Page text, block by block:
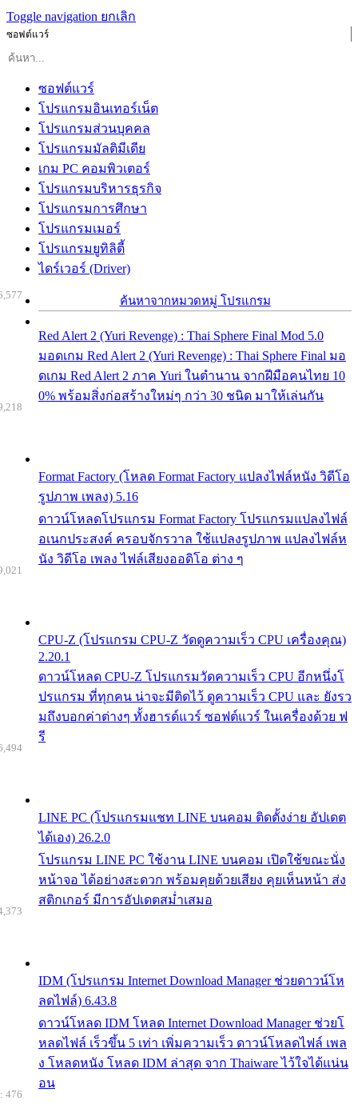
Toggle navigation ยกเลิก
ซอฟต์แวร์
ซอฟต์แวร์
โปรแกรมอินเทอร์เน็ต
โปรแกรมส่วนบุคคล
โปรแกรมมัลติมีเดีย
เกม PC คอมพิวเตอร์
โปรแกรมบริหารธุรกิจ
โปรแกรมการศึกษา
โปรแกรมเมอร์
โปรแกรมยูทิลิตี้
ไดร์เวอร์ (Driver)
ค้นหาจากหมวดหมู่ โปรแกรม
Red Alert 2 (Yuri Revenge) : Thai Sphere Final Mod 5.0
มอดเกม Red Alert 2 (Yuri Revenge) : Thai Sphere Final มอ
ดเกม Red Alert 2 ภาค Yuri ในตำนาน จากฝีมือคนไทย 10
0% พร้อมสิ่งก่อสร้างใหม่ๆ กว่า 30 ชนิด มาให้เล่นกัน
Format Factory (โหลด Format Factory แปลงไฟล์หนัง วิดีโอ
รูปภาพ เพลง) 5.16
ดาวน์โหลดโปรแกรม Format Factory โปรแกรมแปลงไฟล์
อเนกประสงค์ ครอบจักรวาล ใช้แปลงรูปภาพ แปลงไฟล์ห
นัง วิดีโอ เพลง ไฟล์เสียงออดิโอ ต่าง ๆ
CPU-Z (โปรแกรม CPU-Z วัดดูความเร็ว CPU เครื่องคุณ)
2.20.1
ดาวน์โหลด CPU-Z โปรแกรมวัดความเร็ว CPU อีกหนึ่งโ
ปรแกรม ที่ทุกคน น่าจะมีติดไว้ ดูความเร็ว CPU และ ยังรว
มถึงบอกค่าต่างๆ ทั้งฮารด์แวร์ ซอฟต์แวร์ ในเครื่องด้วย ฟ
รี
LINE PC (โปรแกรมแชท LINE บนคอม ติดตั้งง่าย อัปเดต
ได้เอง) 26.2.0
โปรแกรม LINE PC ใช้งาน LINE บนคอม เปิดใช้ขณะนั่ง
หน้าจอ ได้อย่างสะดวก พร้อมคุยด้วยเสียง คุยเห็นหน้า ส่ง
สติกเกอร์ มีการอัปเดตสม่ำเสมอ
IDM (โปรแกรม Internet Download Manager ช่วยดาวน์โห
ลดไฟล์) 6.43.8
ดาวน์โหลด IDM โหลด Internet Download Manager ช่วยโ
หลดไฟล์ เร็วขึ้น 5 เท่า เพิ่มความเร็ว ดาวน์โหลดไฟล์ เพล
ง โหลดหนัง โหลด IDM ล่าสุด จาก Thaiware ไว้ใจได้แน่น
อน
476